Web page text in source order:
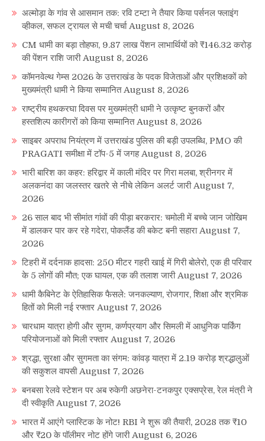
अल्मोड़ा के गांव से आसमान तक: रवि टम्टा ने तैयार किया पर्सनल फ्लाइंग
व्हीकल, सफल ट्रायल से मची चर्चा August 8, 2026
CM धामी का बड़ा तोहफा, 9.87 लाख पेंशन लाभार्थियों को ₹146.32 करोड़
की पेंशन राशि जारी August 8, 2026
कॉमनवेल्थ गेम्स 2026 के उत्तराखंड के पदक विजेताओं और प्रशिक्षकों को
मुख्यमंत्री धामी ने किया सम्मानित August 8, 2026
राष्ट्रीय हथकरघा दिवस पर मुख्यमंत्री धामी ने उत्कृष्ट बुनकरों और
हस्तशिल्प कारीगरों को किया सम्मानित August 8, 2026
साइबर अपराध नियंत्रण में उत्तराखंड पुलिस की बड़ी उपलब्धि, PMO की
PRAGATI समीक्षा में टॉप-5 में जगह August 8, 2026
भारी बारिश का कहर: हरिद्वार में काली मंदिर पर गिरा मलबा, श्रीनगर में
अलकनंदा का जलस्तर खतरे से नीचे लेकिन अलर्ट जारी August 7,
2026
26 साल बाद भी सीमांत गांवों की पीड़ा बरकरार: चमोली में बच्चे जान जोखिम
में डालकर पार कर रहे गदेरा, पोकलैंड की बकेट बनी सहारा August 7,
2026
टिहरी में दर्दनाक हादसा: 250 मीटर गहरी खाई में गिरी बोलेरो, एक ही परिवार
के 5 लोगों की मौत; एक घायल, एक की तलाश जारी August 7, 2026
धामी कैबिनेट के ऐतिहासिक फैसले: जनकल्याण, रोजगार, शिक्षा और श्रमिक
हितों को मिली नई रफ्तार August 7, 2026
चारधाम यात्रा होगी और सुगम, कर्णप्रयाग और सिमली में आधुनिक पार्किंग
परियोजनाओं को मिली रफ्तार August 7, 2026
श्रद्धा, सुरक्षा और सुगमता का संगम: कांवड़ यात्रा में 2.19 करोड़ श्रद्धालुओं
की सकुशल वापसी August 7, 2026
बनबसा रेलवे स्टेशन पर अब रुकेगी अछनेरा-टनकपुर एक्सप्रेस, रेल मंत्री ने
दी स्वीकृति August 7, 2026
भारत में आएंगे प्लास्टिक के नोट! RBI ने शुरू की तैयारी, 2028 तक ₹10
और ₹20 के पॉलीमर नोट होंगे जारी August 6, 2026